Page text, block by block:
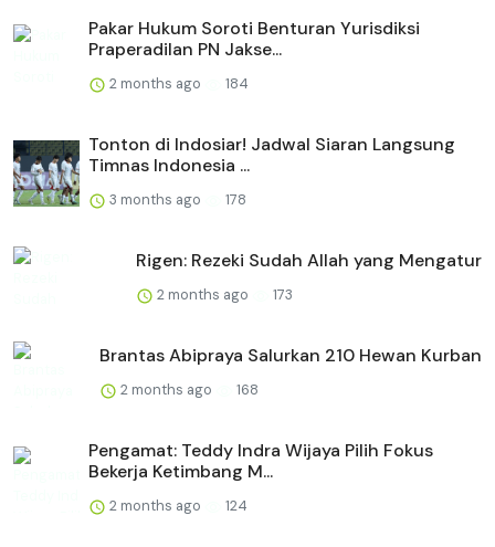
Pakar Hukum Soroti Benturan Yurisdiksi
Praperadilan PN Jakse...
2 months ago 184
Tonton di Indosiar! Jadwal Siaran Langsung
Timnas Indonesia ...
3 months ago 178
Rigen: Rezeki Sudah Allah yang Mengatur
2 months ago 173
Brantas Abipraya Salurkan 210 Hewan Kurban
2 months ago 168
Pengamat: Teddy Indra Wijaya Pilih Fokus
Bekerja Ketimbang M...
2 months ago 124